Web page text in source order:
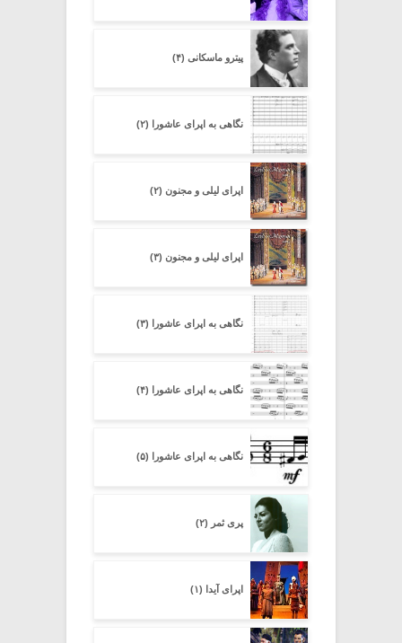
پیترو ماسکانی (۴)
نگاهی به اپرای عاشورا (۲)
اپرای لیلی و مجنون (۲)
اپرای لیلی و مجنون (۳)
نگاهی به اپرای عاشورا (۳)
نگاهی به اپرای عاشورا (۴)
نگاهی به اپرای عاشورا (۵)
پری ثمر (۲)
اپرای آیدا (۱)